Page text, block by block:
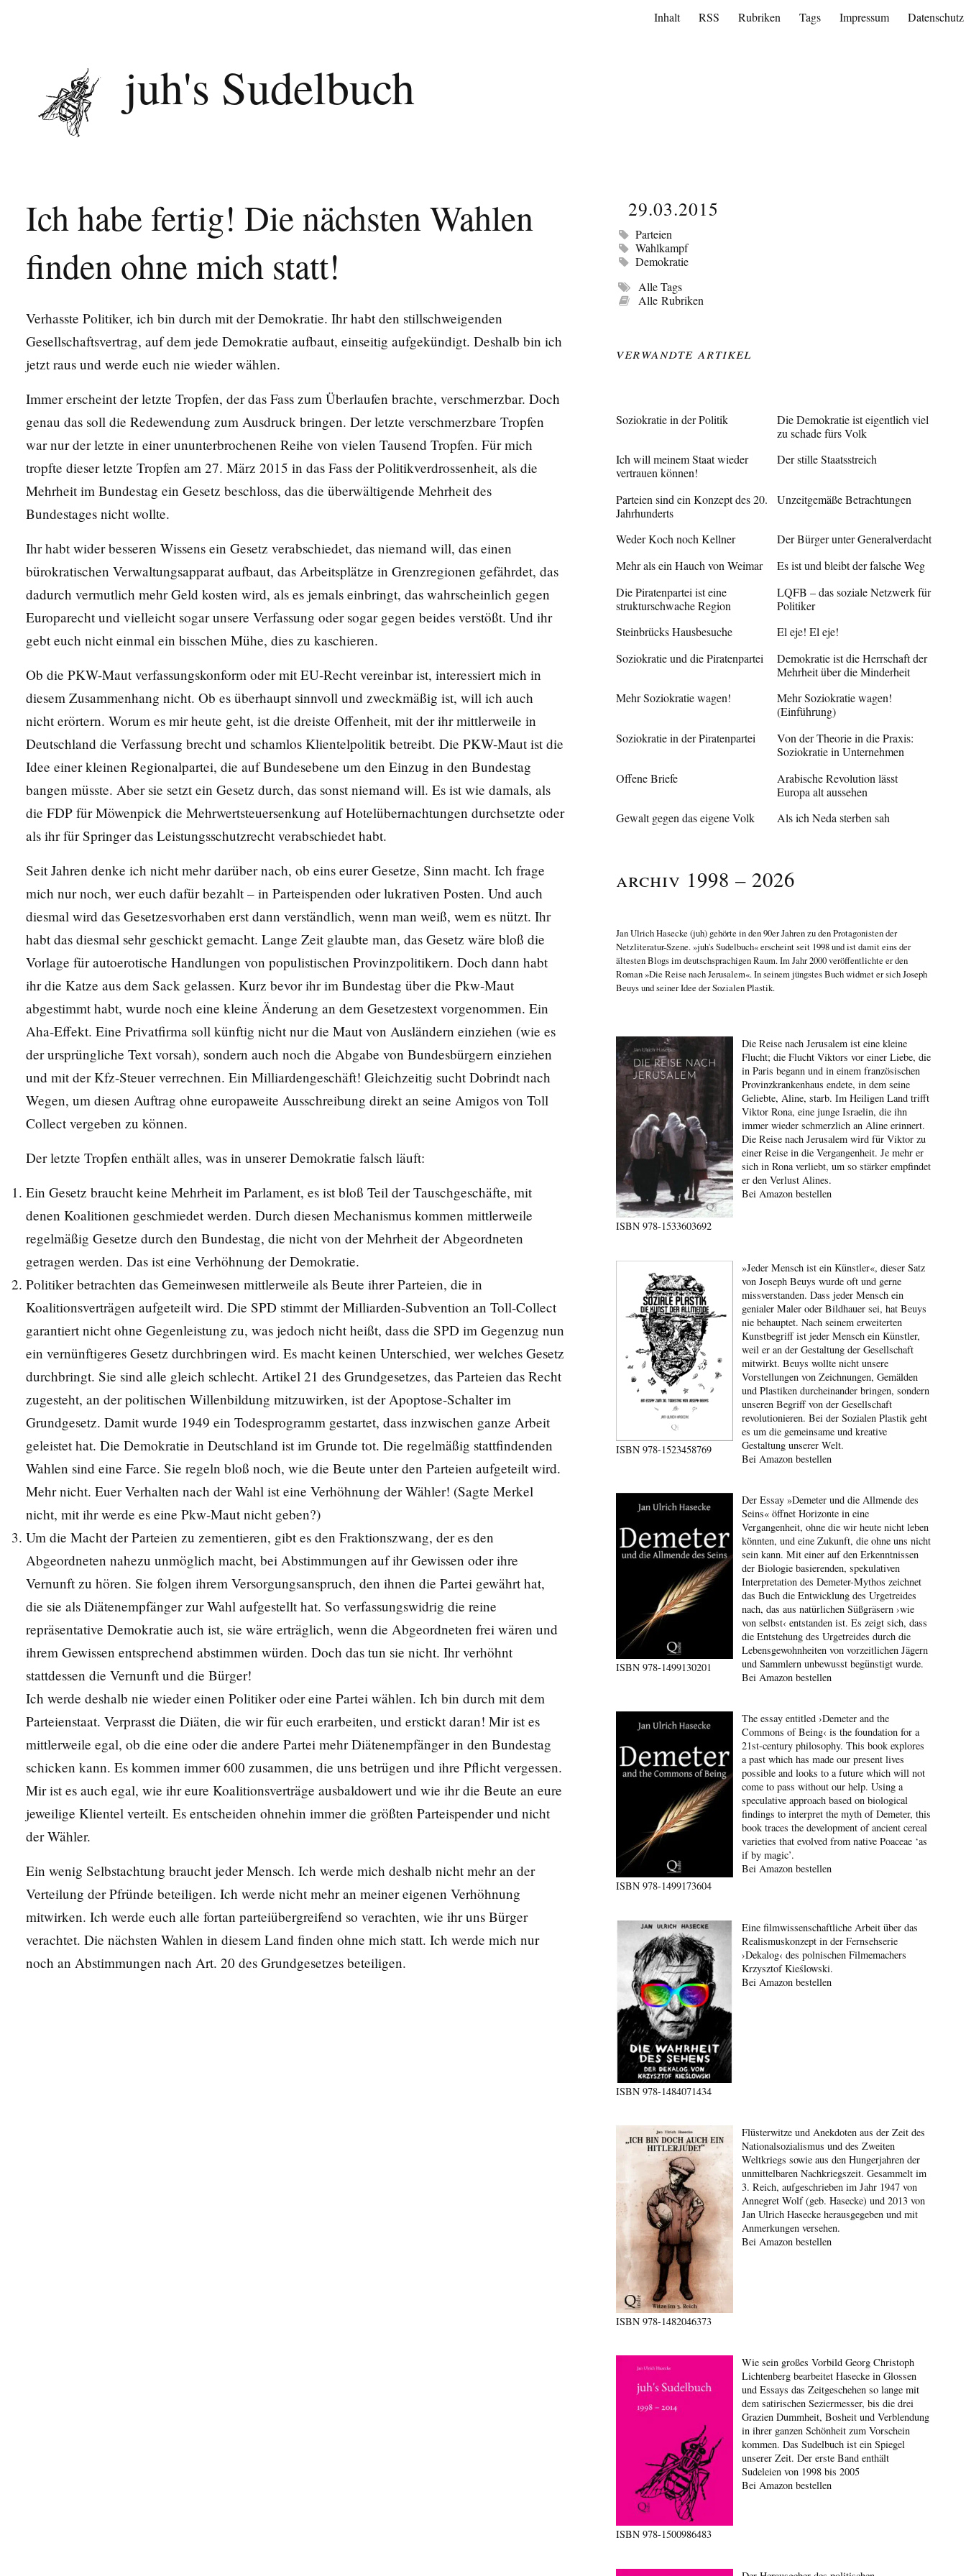
Inhalt RSS Rubriken Tags Impressum Datenschutz
juh's Sudelbuch
Ich habe fertig! Die nächsten Wahlen
finden ohne mich statt!
Verhasste Politiker, ich bin durch mit der Demokratie. Ihr habt den stillschweigenden
Gesellschaftsvertrag, auf dem jede Demokratie aufbaut, einseitig aufgekündigt. Deshalb bin ich
jetzt raus und werde euch nie wieder wählen.
Immer erscheint der letzte Tropfen, der das Fass zum Überlaufen brachte, verschmerzbar. Doch
genau das soll die Redewendung zum Ausdruck bringen. Der letzte verschmerzbare Tropfen
war nur der letzte in einer ununterbrochenen Reihe von vielen Tausend Tropfen. Für mich
tropfte dieser letzte Tropfen am 27. März 2015 in das Fass der Politikverdrossenheit, als die
Mehrheit im Bundestag ein Gesetz beschloss, das die überwältigende Mehrheit des
Bundestages nicht wollte.
Ihr habt wider besseren Wissens ein Gesetz verabschiedet, das niemand will, das einen
bürokratischen Verwaltungsapparat aufbaut, das Arbeitsplätze in Grenzregionen gefährdet, das
dadurch vermutlich mehr Geld kosten wird, als es jemals einbringt, das wahrscheinlich gegen
Europarecht und vielleicht sogar unsere Verfassung oder sogar gegen beides verstößt. Und ihr
gebt euch nicht einmal ein bisschen Mühe, dies zu kaschieren.
Ob die PKW-Maut verfassungskonform oder mit EU-Recht vereinbar ist, interessiert mich in
diesem Zusammenhang nicht. Ob es überhaupt sinnvoll und zweckmäßig ist, will ich auch
nicht erörtern. Worum es mir heute geht, ist die dreiste Offenheit, mit der ihr mittlerweile in
Deutschland die Verfassung brecht und schamlos Klientelpolitik betreibt. Die PKW-Maut ist die
Idee einer kleinen Regionalpartei, die auf Bundesebene um den Einzug in den Bundestag
bangen müsste. Aber sie setzt ein Gesetz durch, das sonst niemand will. Es ist wie damals, als
die FDP für Möwenpick die Mehrwertsteuersenkung auf Hotelübernachtungen durchsetzte oder
als ihr für Springer das Leistungsschutzrecht verabschiedet habt.
Seit Jahren denke ich nicht mehr darüber nach, ob eins eurer Gesetze, Sinn macht. Ich frage
mich nur noch, wer euch dafür bezahlt – in Parteispenden oder lukrativen Posten. Und auch
diesmal wird das Gesetzesvorhaben erst dann verständlich, wenn man weiß, wem es nützt. Ihr
habt das diesmal sehr geschickt gemacht. Lange Zeit glaubte man, das Gesetz wäre bloß die
Vorlage für autoerotische Handlungen von populistischen Provinzpolitikern. Doch dann habt
ihr die Katze aus dem Sack gelassen. Kurz bevor ihr im Bundestag über die Pkw-Maut
abgestimmt habt, wurde noch eine kleine Änderung an dem Gesetzestext vorgenommen. Ein
Aha-Effekt. Eine Privatfirma soll künftig nicht nur die Maut von Ausländern einziehen (wie es
der ursprüngliche Text vorsah), sondern auch noch die Abgabe von Bundesbürgern einziehen
und mit der Kfz-Steuer verrechnen. Ein Milliardengeschäft! Gleichzeitig sucht Dobrindt nach
Wegen, um diesen Auftrag ohne europaweite Ausschreibung direkt an seine Amigos von Toll
Collect vergeben zu können.
Der letzte Tropfen enthält alles, was in unserer Demokratie falsch läuft:
Ein Gesetz braucht keine Mehrheit im Parlament, es ist bloß Teil der Tauschgeschäfte, mit
denen Koalitionen geschmiedet werden. Durch diesen Mechanismus kommen mittlerweile
regelmäßig Gesetze durch den Bundestag, die nicht von der Mehrheit der Abgeordneten
getragen werden. Das ist eine Verhöhnung der Demokratie.
Politiker betrachten das Gemeinwesen mittlerweile als Beute ihrer Parteien, die in
Koalitionsverträgen aufgeteilt wird. Die SPD stimmt der Milliarden-Subvention an Toll-Collect
garantiert nicht ohne Gegenleistung zu, was jedoch nicht heißt, dass die SPD im Gegenzug nun
ein vernünftigeres Gesetz durchbringen wird. Es macht keinen Unterschied, wer welches Gesetz
durchbringt. Sie sind alle gleich schlecht. Artikel 21 des Grundgesetzes, das Parteien das Recht
zugesteht, an der politischen Willenbildung mitzuwirken, ist der Apoptose-Schalter im
Grundgesetz. Damit wurde 1949 ein Todesprogramm gestartet, dass inzwischen ganze Arbeit
geleistet hat. Die Demokratie in Deutschland ist im Grunde tot. Die regelmäßig stattfindenden
Wahlen sind eine Farce. Sie regeln bloß noch, wie die Beute unter den Parteien aufgeteilt wird.
Mehr nicht. Euer Verhalten nach der Wahl ist eine Verhöhnung der Wähler! (Sagte Merkel
nicht, mit ihr werde es eine Pkw-Maut nicht geben?)
Um die Macht der Parteien zu zementieren, gibt es den Fraktionszwang, der es den
Abgeordneten nahezu unmöglich macht, bei Abstimmungen auf ihr Gewissen oder ihre
Vernunft zu hören. Sie folgen ihrem Versorgungsanspruch, den ihnen die Partei gewährt hat,
die sie als Diätenempfänger zur Wahl aufgestellt hat. So verfassungswidrig die reine
repräsentative Demokratie auch ist, sie wäre erträglich, wenn die Abgeordneten frei wären und
ihrem Gewissen entsprechend abstimmen würden. Doch das tun sie nicht. Ihr verhöhnt
stattdessen die Vernunft und die Bürger!
Ich werde deshalb nie wieder einen Politiker oder eine Partei wählen. Ich bin durch mit dem
Parteienstaat. Verprasst die Diäten, die wir für euch erarbeiten, und erstickt daran! Mir ist es
mittlerweile egal, ob die eine oder die andere Partei mehr Diätenempfänger in den Bundestag
schicken kann. Es kommen immer 600 zusammen, die uns betrügen und ihre Pflicht vergessen.
Mir ist es auch egal, wie ihr eure Koalitionsverträge ausbaldowert und wie ihr die Beute an eure
jeweilige Klientel verteilt. Es entscheiden ohnehin immer die größten Parteispender und nicht
der Wähler.
Ein wenig Selbstachtung braucht jeder Mensch. Ich werde mich deshalb nicht mehr an der
Verteilung der Pfründe beteiligen. Ich werde nicht mehr an meiner eigenen Verhöhnung
mitwirken. Ich werde euch alle fortan parteiübergreifend so verachten, wie ihr uns Bürger
verachtet. Die nächsten Wahlen in diesem Land finden ohne mich statt. Ich werde mich nur
noch an Abstimmungen nach Art. 20 des Grundgesetzes beteiligen.
29.03.2015
Parteien
Wahlkampf
Demokratie
Alle Tags
Alle Rubriken
Verwandte Artikel
Soziokratie in der Politik
Die Demokratie ist eigentlich viel
zu schade fürs Volk
Ich will meinem Staat wieder
vertrauen können!
Der stille Staatsstreich
Parteien sind ein Konzept des 20.
Jahrhunderts
Unzeitgemäße Betrachtungen
Weder Koch noch Kellner
Der Bürger unter Generalverdacht
Mehr als ein Hauch von Weimar
Es ist und bleibt der falsche Weg
Die Piratenpartei ist eine
strukturschwache Region
LQFB – das soziale Netzwerk für
Politiker
Steinbrücks Hausbesuche
El eje! El eje!
Soziokratie und die Piratenpartei
Demokratie ist die Herrschaft der
Mehrheit über die Minderheit
Mehr Soziokratie wagen!
Mehr Soziokratie wagen!
(Einführung)
Soziokratie in der Piratenpartei
Von der Theorie in die Praxis:
Soziokratie in Unternehmen
Offene Briefe
Arabische Revolution lässt
Europa alt aussehen
Gewalt gegen das eigene Volk
Als ich Neda sterben sah
Archiv 1998 – 2026
Jan Ulrich Hasecke (juh) gehörte in den 90er Jahren zu den Protagonisten der
Netzliteratur-Szene. »juh's Sudelbuch« erscheint seit 1998 und ist damit eins der
ältesten Blogs im deutschsprachigen Raum. Im Jahr 2000 veröffentlichte er den
Roman»Die Reise nach Jerusalem«. In seinem jüngstes Buch widmet er sichJoseph
Beuys und seiner Idee der Sozialen Plastik.
ISBN978-1533603692
Die Reise nach Jerusalem ist eine kleine
Flucht; die Flucht Viktors vor einer Liebe, die
in Paris begann und in einem französischen
Provinzkrankenhaus endete, in dem seine
Geliebte, Aline, starb. Im Heiligen Land trifft
Viktor Rona, eine junge Israelin, die ihn
immer wieder schmerzlich an Aline erinnert.
Die Reise nach Jerusalem wird für Viktor zu
einer Reise in die Vergangenheit. Je mehr er
sich in Rona verliebt, um so stärker empfindet
er den Verlust Alines.
Bei Amazon bestellen
ISBN978-1523458769
»Jeder Mensch ist ein Künstler«, dieser Satz
von Joseph Beuys wurde oft und gerne
missverstanden. Dass jeder Mensch ein
genialer Maler oder Bildhauer sei, hat Beuys
nie behauptet. Nach seinem erweiterten
Kunstbegriff ist jeder Mensch ein Künstler,
weil er an der Gestaltung der Gesellschaft
mitwirkt. Beuys wollte nicht unsere
Vorstellungen von Zeichnungen, Gemälden
und Plastiken durcheinander bringen, sondern
unseren Begriff von der Gesellschaft
revolutionieren. Bei der Sozialen Plastik geht
es um die gemeinsame und kreative
Gestaltung unserer Welt.
Bei Amazon bestellen
ISBN978-1499130201
Der Essay »Demeter und die Allmende des
Seins« öffnet Horizonte in eine
Vergangenheit, ohne die wir heute nicht leben
könnten, und eine Zukunft, die ohne uns nicht
sein kann. Mit einer auf den Erkenntnissen
der Biologie basierenden, spekulativen
Interpretation des Demeter-Mythos zeichnet
das Buch die Entwicklung des Urgetreides
nach, das aus natürlichen Süßgräsern ›wie
von selbst‹ entstanden ist. Es zeigt sich, dass
die Entstehung des Urgetreides durch die
Lebensgewohnheiten von vorzeitlichen Jägern
und Sammlern unbewusst begünstigt wurde.
Bei Amazon bestellen
ISBN978-1499173604
The essay entitled ›Demeter and the
Commons of Being‹ is the foundation for a
21st-century philosophy. This book explores
a past which has made our present lives
possible and looks to a future which will not
come to pass without our help. Using a
speculative approach based on biological
findings to interpret the myth of Demeter, this
book traces the development of ancient cereal
varieties that evolved from native Poaceae ‘as
if by magic’.
Bei Amazon bestellen
ISBN978-1484071434
Eine filmwissenschaftliche Arbeit über das
Realismuskonzept in der Fernsehserie
›Dekalog‹ des polnischen Filmemachers
Krzysztof Kieślowski.
Bei Amazon bestellen
ISBN978-1482046373
Flüsterwitze und Anekdoten aus der Zeit des
Nationalsozialismus und des Zweiten
Weltkriegs sowie aus den Hungerjahren der
unmittelbaren Nachkriegszeit. Gesammelt im
3. Reich, aufgeschrieben im Jahr 1947 von
Annegret Wolf (geb. Hasecke) und 2013 von
Jan Ulrich Hasecke herausgegeben und mit
Anmerkungen versehen.
Bei Amazon bestellen
ISBN978-1500986483
Wie sein großes Vorbild Georg Christoph
Lichtenberg bearbeitet Hasecke in Glossen
und Essays das Zeitgeschehen so lange mit
dem satirischen Seziermesser, bis die drei
Grazien Dummheit, Bosheit und Verblendung
in ihrer ganzen Schönheit zum Vorschein
kommen. Das Sudelbuch ist ein Spiegel
unserer Zeit. Der erste Band enthält
Sudeleien von 1998 bis 2005
Bei Amazon bestellen